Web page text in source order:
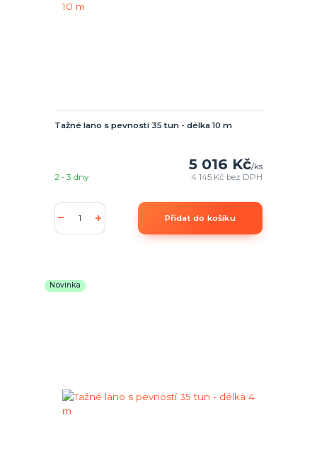
Tažné lano s pevností 35 tun - délka 10 m
5 016 Kč/ks
4 145 Kč bez DPH
2 - 3 dny
Přidat do košíku
Novinka